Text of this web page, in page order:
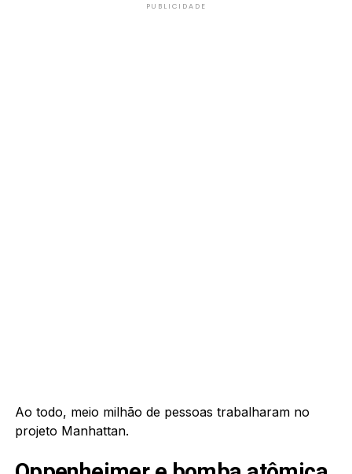
PUBLICIDADE
Ao todo, meio milhão de pessoas trabalharam no
projeto Manhattan.